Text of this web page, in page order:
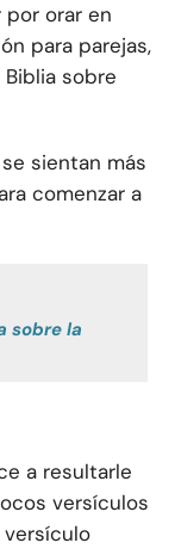
orar en
para parejas,
sobre
sientan más
comenzar a
sobre la
a resultarle
versículos